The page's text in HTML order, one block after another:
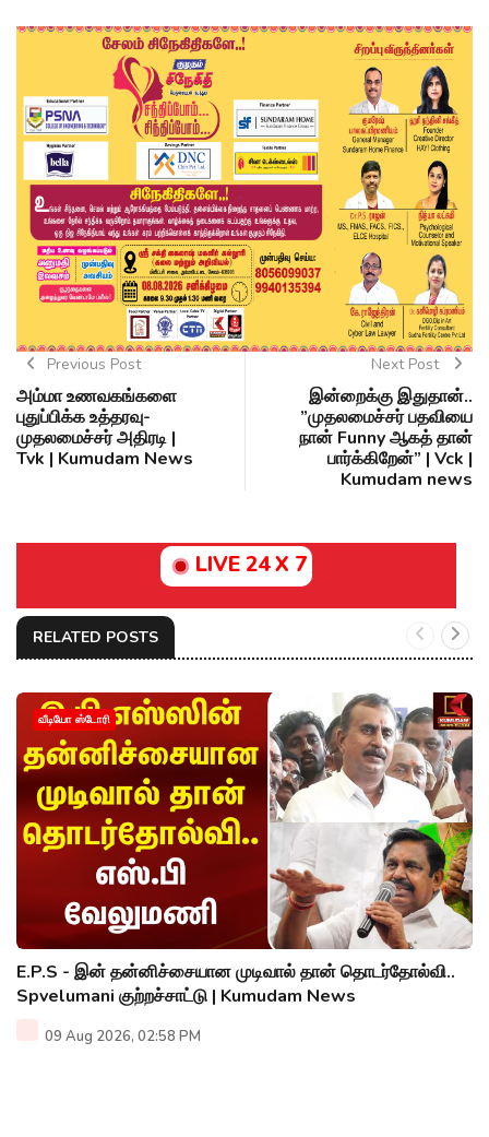
Previous Post
அம்மா உணவகங்களை
புதுப்பிக்க உத்தரவு-
முதலமைச்சர் அதிரடி |
Tvk | Kumudam News
Next Post
இன்றைக்கு இதுதான்..
”முதலமைச்சர் பதவியை
நான் Funny ஆகத் தான்
பார்க்கிறேன்” | Vck |
Kumudam news
LIVE 24 X 7
RELATED POSTS
வீடியோ ஸ்டோரி
E.P.S - இன் தன்னிச்சையான முடிவால் தான் தொடர்தோல்வி..
Spvelumani குற்றச்சாட்டு | Kumudam News
09 Aug 2026, 02:58 PM